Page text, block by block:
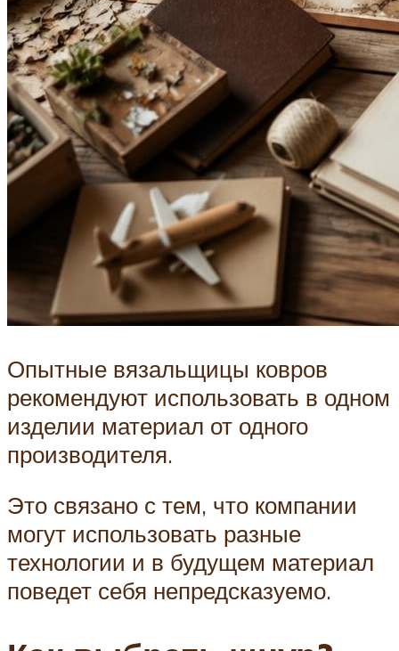
Опытные вязальщицы ковров
рекомендуют использовать в одном
изделии материал от одного
производителя.
Это связано с тем, что компании
могут использовать разные
технологии и в будущем материал
поведет себя непредсказуемо.